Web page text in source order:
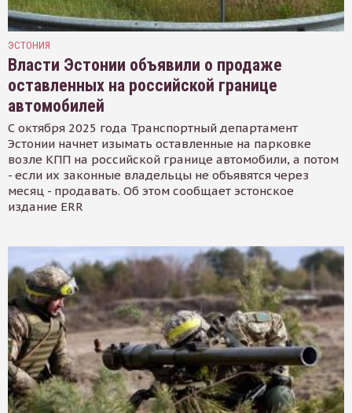
ЭСТОНИЯ
Власти Эстонии объявили о продаже
оставленных на российской границе
автомобилей
С октября 2025 года Транспортный департамент
Эстонии начнет изымать оставленные на парковке
возле КПП на российской границе автомобили, а потом
- если их законные владельцы не объявятся через
месяц - продавать. Об этом сообщает эстонское
издание ERR